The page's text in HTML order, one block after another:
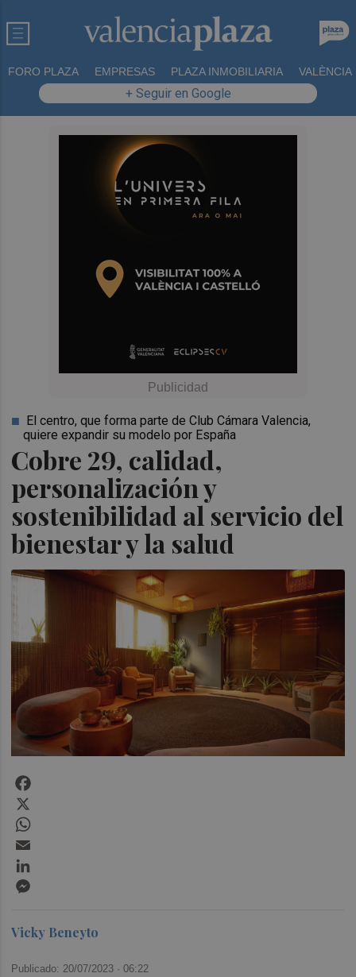
FORO PLAZA EMPRESAS PLAZA INMOBILIARIA VALÈNCIA
+ Seguir en Google
Cobre 29, calidad,
personalización y
sostenibilidad al servicio del
bienestar y la salud
El centro, que forma parte de Club Cámara Valencia,
quiere expandir su modelo por España
Vicky Beneyto
Publicado: 20/07/2023 ·06:22